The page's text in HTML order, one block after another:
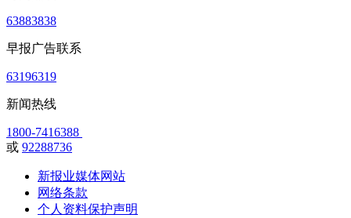
63883838
早报广告联系
63196319
新闻热线
1800-7416388
或 92288736
新报业媒体网站
网络条款
个人资料保护声明